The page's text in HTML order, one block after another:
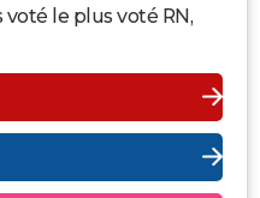
le plus voté RN,